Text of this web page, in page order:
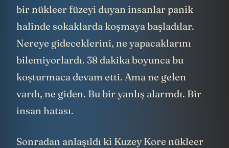
bir nükleer füzeyi duyan insanlar panik
halinde sokaklarda koşmaya başladılar.
Nereye gideceklerini, ne yapacaklarını
bilemiyorlardı. 38 dakika boyunca bu
koşturmaca devam etti. Ama ne gelen
vardı, ne giden. Bu bir yanlış alarmdı. Bir
insan hatası.
Sonradan anlaşıldı ki Kuzey Kore nükleer